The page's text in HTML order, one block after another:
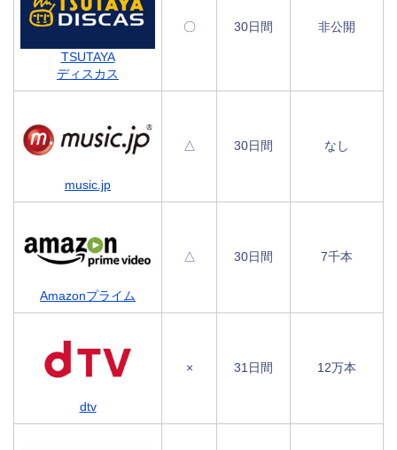
TSUTAYA
ディスカス
〇 30日間 非公開
music.jp
△ 30日間 なし
Amazonプライム
△ 30日間 7千本
dtv
× 31日間 12万本